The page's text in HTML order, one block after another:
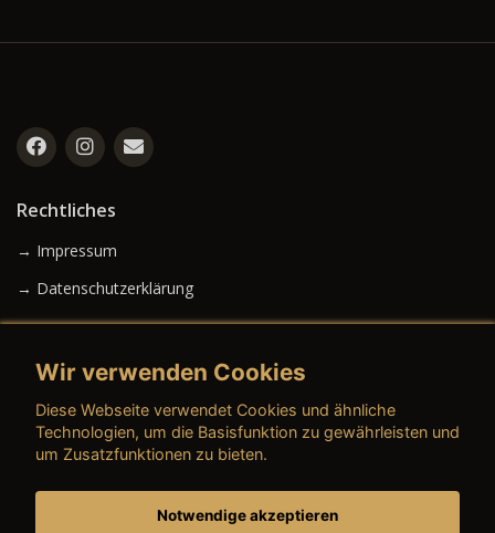
Rechtliches
→ Impressum
→ Datenschutzerklärung
→ AGB (Gebrauchtwagen)
Wir verwenden Cookies
Diese Webseite verwendet Cookies und ähnliche
Technologien, um die Basisfunktion zu gewährleisten und
um Zusatzfunktionen zu bieten.
Notwendige akzeptieren